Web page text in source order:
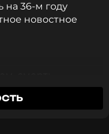
на 36-м году
новостное
смерть
актриса
вместе с